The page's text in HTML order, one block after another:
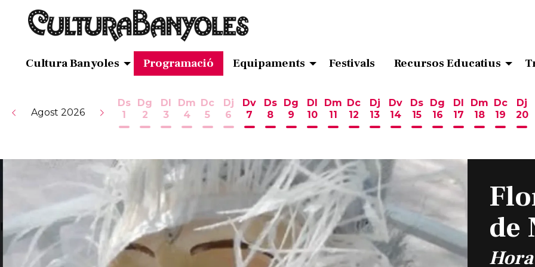
Cultura Banyoles Programació Equipaments Festivals Recursos Educatius
Agost 2026
Ds
1
Dissabte 1 d'agost
Dg
2
Diumenge 2 d'agost
Dl
3
Dilluns 3 d'agost
Dm
4
Dimarts 4 d'agost
Dc
5
Dimecres 5 d'agost
Dj
6
Dijous 6 d'agost
Dv
7
Divendres 7 d'agost
Ds
8
Dissabte 8 d'agost
Dg
9
Diumenge 9 d'agost
Dl
10
Dilluns 10 d'agost
Dm
11
Dimarts 11 d'agost
Dc
12
Dimecres 12 d'agost
Dj
13
Dijous 13 d'agost
Dv
14
Divendres 14 d'agost
Ds
15
Dissabte 15 d'agost
Dg
16
Diumenge 16
Dl
17
Dilluns 17
Dm
18
Dimarts 18
Dc
19
Dj
20
de